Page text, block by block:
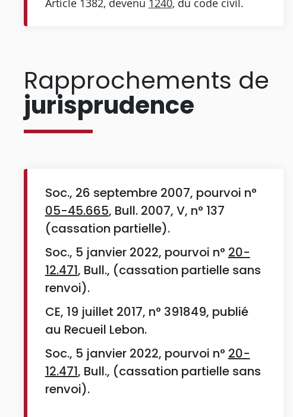
Article 1382, devenu 1240, du code civil.
Rapprochements de
jurisprudence
Soc., 26 septembre 2007, pourvoi n°
05-45.665, Bull. 2007, V, n° 137
(cassation partielle).
Soc., 5 janvier 2022, pourvoi n° 20-
12.471, Bull., (cassation partielle sans
renvoi).
CE, 19 juillet 2017, n° 391849, publié
au Recueil Lebon.
Soc., 5 janvier 2022, pourvoi n° 20-
12.471, Bull., (cassation partielle sans
renvoi).